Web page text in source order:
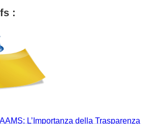
:
L’Importanza della Trasparenza